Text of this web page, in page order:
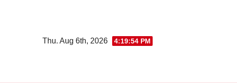
Thu. Aug 6th, 2026 4:19:54 PM